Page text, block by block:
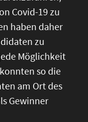
Covid-19 zu
haben daher
zu
Möglichkeit
so die
am Ort des
Gewinner